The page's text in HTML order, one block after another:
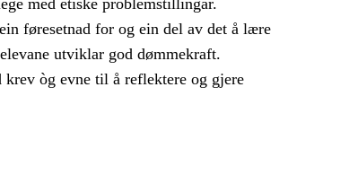
med etiske problemstillingar.
føresetnad for og ein del av det å lære
utviklar god dømmekraft.
òg evne til å reflektere og gjere